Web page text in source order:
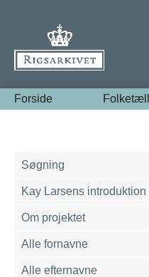
Forside
Søgning
Kay Larsens introduktion
Om projektet
Alle fornavne
Alle efternavne